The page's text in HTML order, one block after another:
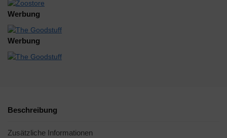
Werbung
Werbung
Beschreibung
Zusätzliche Informationen